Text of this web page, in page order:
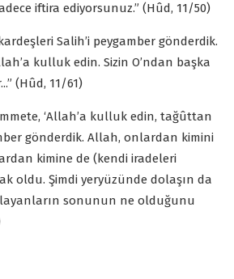
iftira ediyorsunuz.” (Hûd, 11/50)
Salih’i peygamber gönderdik.
kulluk edin. Sizin O’ndan başka
(Hûd, 11/61)
‘Allah’a kulluk edin, tağûttan
gönderdik. Allah, onlardan kimini
kimine de (kendi iradeleri
oldu. Şimdi yeryüzünde dolaşın da
sonunun ne olduğunu